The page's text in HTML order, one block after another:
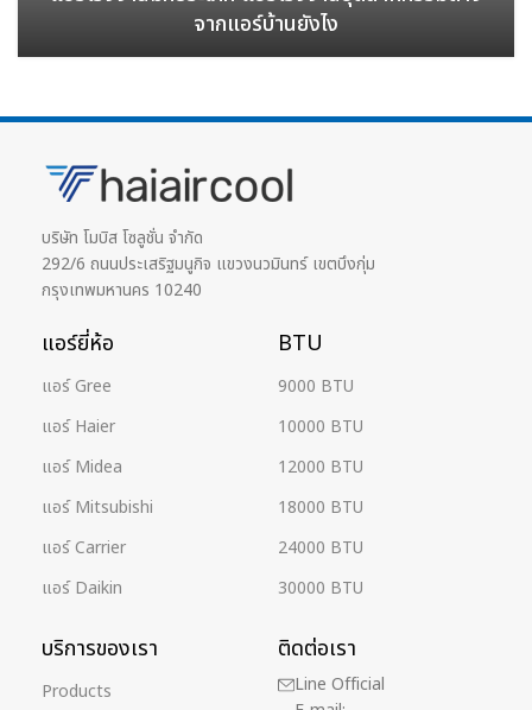
จากแอร์บ้านยังไง
บริษัท โมบิส โซลูชั่น จำกัด
292/6 ถนนประเสริฐมนูกิจ แขวงนวมินทร์ เขตบึงกุ่ม
กรุงเทพมหานคร 10240
แอร์ยี่ห้อ
แอร์ Gree
แอร์ Haier
แอร์ Midea
แอร์ Mitsubishi
แอร์ Carrier
แอร์ Daikin
BTU
9000 BTU
10000 BTU
12000 BTU
18000 BTU
24000 BTU
30000 BTU
บริการของเรา
Products
ติดต่อเรา
Line Official